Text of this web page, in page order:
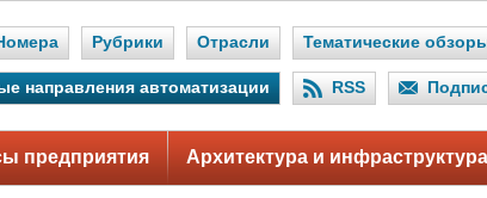
Рубрики Отрасли Тематические
направления автоматизации RSS
предприятия Архитектура и инфраструктура